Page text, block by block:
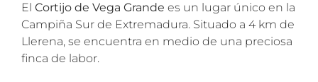
El Cortijo de Vega Grande es un lugar único en la
Campiña Sur de Extremadura. Situado a 4 km de
Llerena, se encuentra en medio de una preciosa
finca de labor.